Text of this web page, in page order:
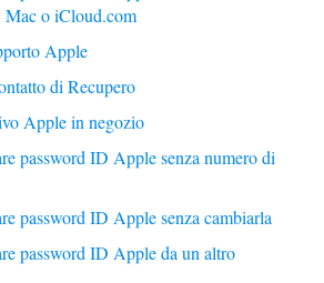
Mac o iCloud.com
Apple
di Recupero
Apple in negozio
password ID Apple senza numero di
password ID Apple senza cambiarla
password ID Apple da un altro